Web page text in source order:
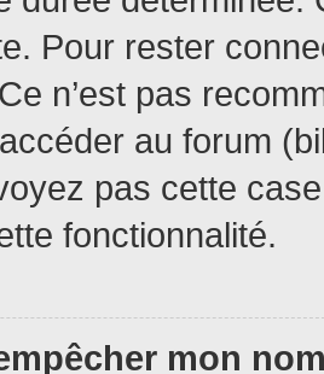
Pour rester
n’est pas
au forum
pas cette
fonctionnalité.
mon